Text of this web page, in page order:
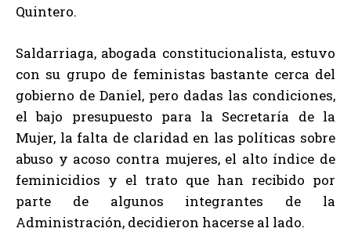
Quintero.
Saldarriaga, abogada constitucionalista, estuvo
con su grupo de feministas bastante cerca del
gobierno de Daniel, pero dadas las condiciones,
el bajo presupuesto para la Secretaría de la
Mujer, la falta de claridad en las políticas sobre
abuso y acoso contra mujeres, el alto índice de
feminicidios y el trato que han recibido por
parte de algunos integrantes de la
Administración, decidieron hacerse al lado.